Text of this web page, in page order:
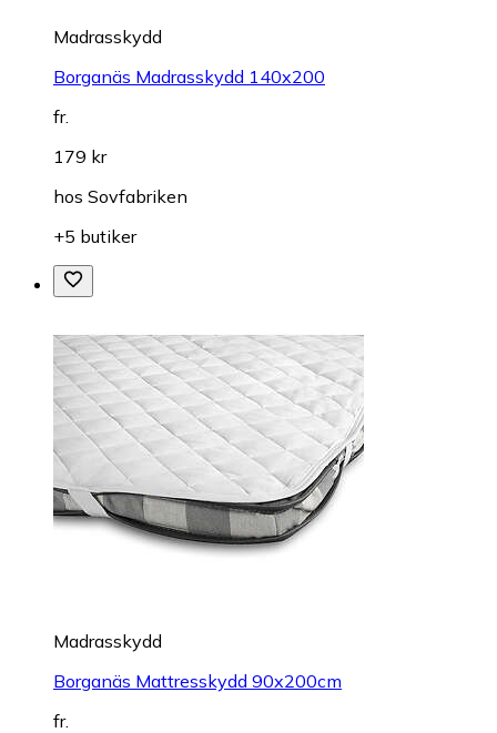
Madrasskydd
Borganäs Madrasskydd 140x200
fr.
179 kr
hos Sovfabriken
+5 butiker
Madrasskydd
Borganäs Mattresskydd 90x200cm
fr.